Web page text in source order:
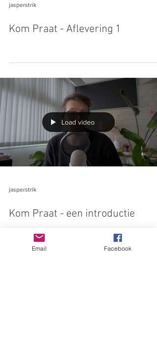
jasperstrik
Kom Praat - Aflevering 1
Load video
jasperstrik
Kom Praat - een introductie
Email Facebook